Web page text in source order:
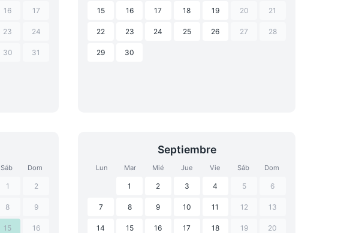
16 17
23 24
30 31
15 16 17 18 19 20 21
22 23 24 25 26 27 28
29 30
Sáb Dom
1 2
8 9
15 16
Septiembre
Lun Mar Mié Jue Vie Sáb Dom
1 2 3 4 5 6
7 8 9 10 11 12 13
14 15 16 17 18 19 20